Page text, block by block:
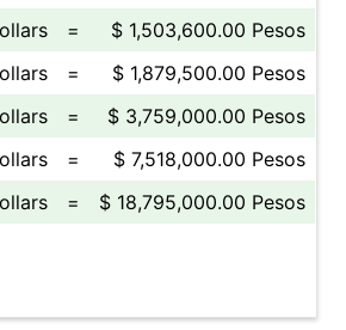
=
$ 1,503,600.00 Pesos
=
$ 1,879,500.00 Pesos
=
$ 3,759,000.00 Pesos
=
$ 7,518,000.00 Pesos
= $ 18,795,000.00 Pesos